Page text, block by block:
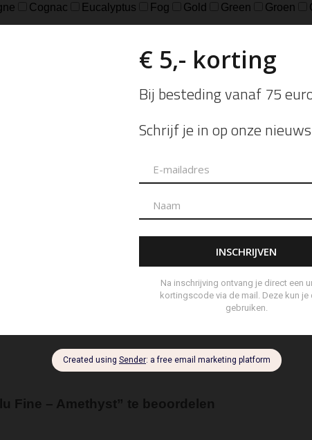
Cognac Eucalyptus Fog Gold Green Groen
L/XL S/M XXS/XS 48=S
sterling Zilver geoxideerd, Goldfilled 925 sterling zilver,
micron)
Eau de Parfum
Hanger Heuptas Hoed
Set Lont-trimmer en Kaarsendover
Trigger Weekendtas
Fine – Amethyst” te beoordelen